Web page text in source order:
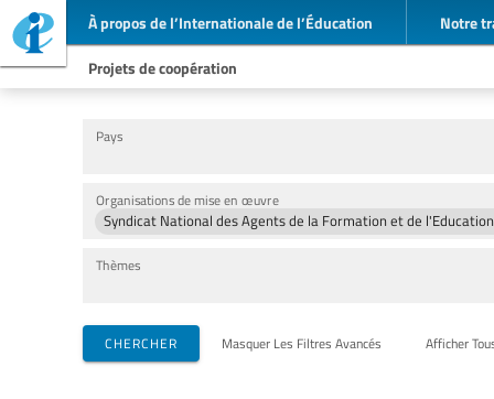
À propos de l’Internationale de l’Éducation Notre
Projets de coopération
Pays
Organisations de mise en œuvre
Syndicat National des Agents de la Formation et de l'Education
Thèmes
CHERCHER Masquer Les Filtres Avancés Afficher